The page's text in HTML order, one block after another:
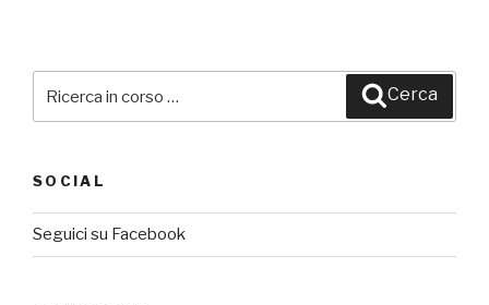
Cerca
SOCIAL
Seguici su Facebook